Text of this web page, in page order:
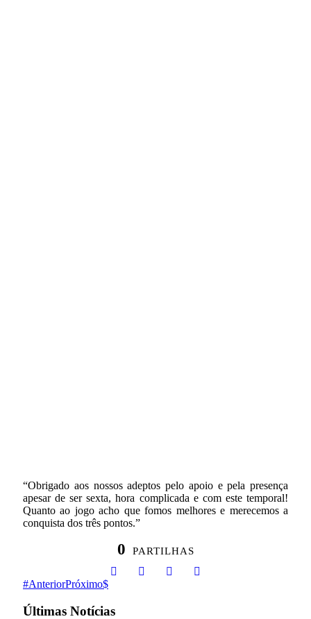
“Obrigado aos nossos adeptos pelo apoio e pela presença
apesar de ser sexta, hora complicada e com este temporal!
Quanto ao jogo acho que fomos melhores e merecemos a
conquista dos três pontos.”
0 PARTILHAS
AnteriorPróximo
Últimas Notícias